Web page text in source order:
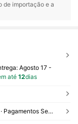
de importação e a
Agosto 17 -
até12dias
Reenviar se o item estiver perdido/danificado · Pagamentos Seguros · Proteção de privacidade